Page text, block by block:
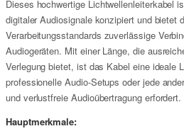
Dieses hochwertige Lichtwellenleiterkabel
digitaler Audiosignale konzipiert und bietet
Verarbeitungsstandards zuverlässige
Audiogeräten. Mit einer Länge, die
Verlegung bietet, ist das Kabel eine ideale
professionelle Audio-Setups oder jede
und verlustfreie Audioübertragung erfordert.
Hauptmerkmale: